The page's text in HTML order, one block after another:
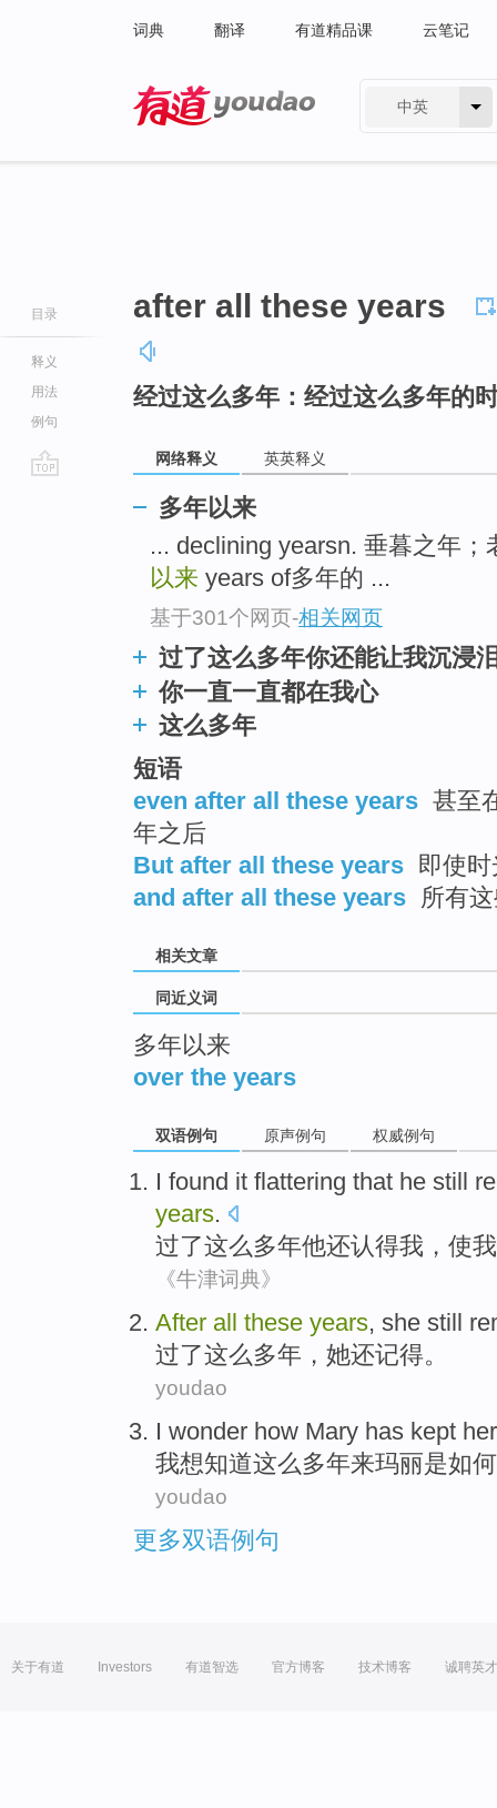
词典 翻译 有道精品课 云笔记
中英
目录
释义
用法
例句
after all these years
经过这么多年：经过这么多年的
网络释义 英英释义
多年以来
... declining yearsn. 垂暮之年
以来 years of多年的 ...
基于301个网页-相关网页
过了这么多年你还能让我沉浸
你一直一直都在我心
这么多年
短语
even after all these years 甚至
年之后
But after all these years 即使
and after all these years 所有
相关文章
同近义词
多年以来
over the years
双语例句 原声例句 权威例句
I found it flattering that he still
years.
过了这么多年他还认得我 ，使
《牛津词典》
After all these years, she still
过了这么多年， 她还记得。
youdao
I wonder how Mary has kept her
我想知道这么多年来玛丽是如何
youdao
更多双语例句
关于有道 Investors 有道智选 官方博客 技术博客 诚聘英才